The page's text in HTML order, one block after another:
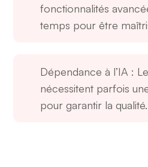
fonctionnalités
temps pour être
Dépendance à l’IA :
nécessitent parfois
pour garantir la qualité.